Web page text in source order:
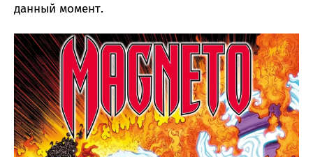
данный момент.